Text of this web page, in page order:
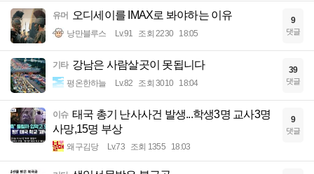
유머 오디세이를 IMAX로 봐야하는 이유
낭만블루스 Lv.91 조회 2230 18:05
9
댓글
기타 강남은 사람살곳이 못됩니다
평온한하늘 Lv.82 조회 3010 18:04
39
댓글
이슈 태국 총기 난사사건 발생...학생3명 교사3명
사망,15명 부상
왜구김당 Lv.73 조회 1355 18:03
9
댓글